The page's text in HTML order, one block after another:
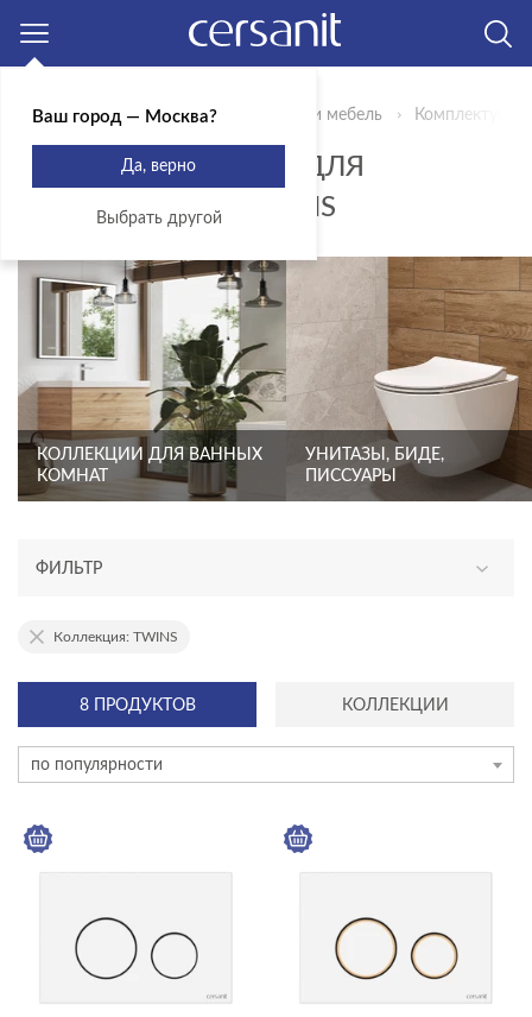
Главная Продукты Сантехника и мебель
КОМПЛЕКТУЮЩИЕ ДЛЯ
ИНСТАЛЛЯЦИЙ TWINS
КОЛЛЕКЦИИ ДЛЯ ВАННЫХ
КОМНАТ
УНИТАЗЫ, БИДЕ,
ПИССУАРЫ
ФИЛЬТР
АССОРТИМЕНТ
эксклюзив
ТИП ПРОДУКТА
ЦЕНА, ₽
8 ПРОДУКТОВ КОЛЛЕКЦИИ
по популярности
Коллекция: TWINS
Ваш город — Москва?
Да, верно
Выбрать другой